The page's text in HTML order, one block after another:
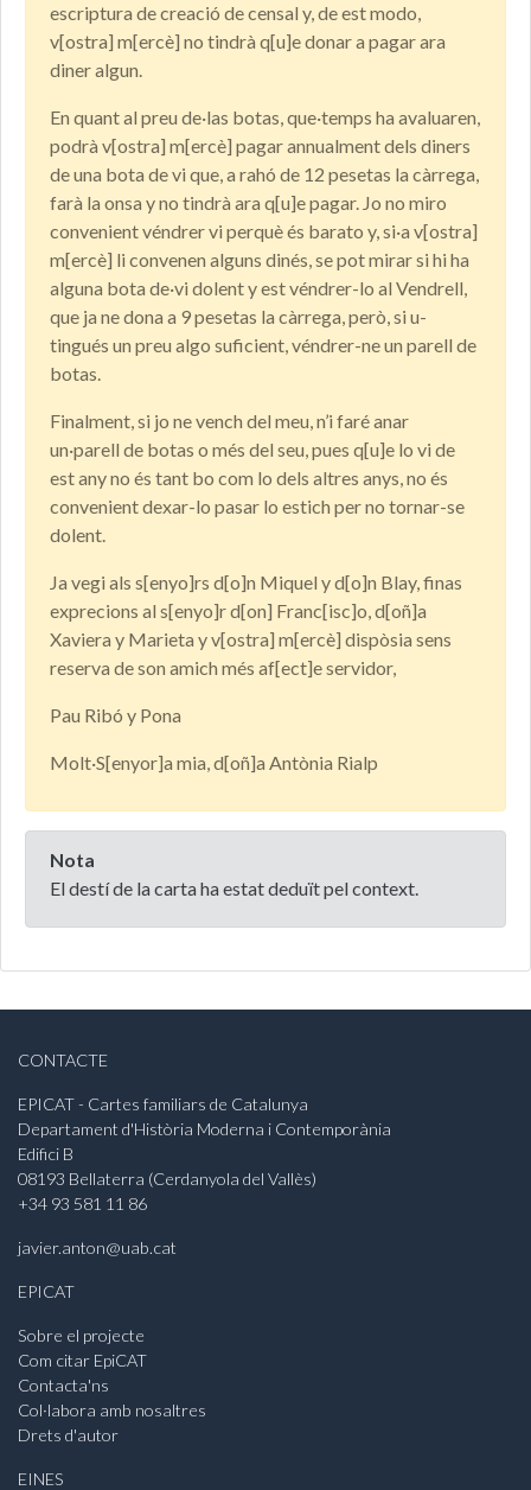
escriptura de creació de censal y, de est modo,
v[ostra] m[ercè] no tindrà q[u]e donar a pagar ara
diner algun.
En quant al preu de·las botas, que·temps ha avaluaren,
podrà v[ostra] m[ercè] pagar annualment dels diners
de una bota de vi que, a rahó de 12 pesetas la càrrega,
farà la onsa y no tindrà ara q[u]e pagar. Jo no miro
convenient véndrer vi perquè és barato y, si·a v[ostra]
m[ercè] li convenen alguns dinés, se pot mirar si hi ha
alguna bota de·vi dolent y est véndrer-lo al Vendrell,
que ja ne dona a 9 pesetas la càrrega, però, si u-
tingués un preu algo suficient, véndrer-ne un parell de
botas.
Finalment, si jo ne vench del meu, n’i faré anar
un·parell de botas o més del seu, pues q[u]e lo vi de
est any no és tant bo com lo dels altres anys, no és
convenient dexar-lo pasar lo estich per no tornar-se
dolent.
Ja vegi als s[enyo]rs d[o]n Miquel y d[o]n Blay, finas
exprecions al s[enyo]r d[on] Franc[isc]o, d[oñ]a
Xaviera y Marieta y v[ostra] m[ercè] dispòsia sens
reserva de son amich més af[ect]e servidor,
Pau Ribó y Pona
Molt·S[enyor]a mia, d[oñ]a Antònia Rialp
Nota
El destí de la carta ha estat deduït pel context.
CONTACTE
EPICAT - Cartes familiars de Catalunya
Departament d'Història Moderna i Contemporània
Edifici B
08193 Bellaterra (Cerdanyola del Vallès)
+34 93 581 11 86
javier.anton@uab.cat
EPICAT
Sobre el projecte
Com citar EpiCAT
Contacta'ns
Col·labora amb nosaltres
Drets d'autor
EINES